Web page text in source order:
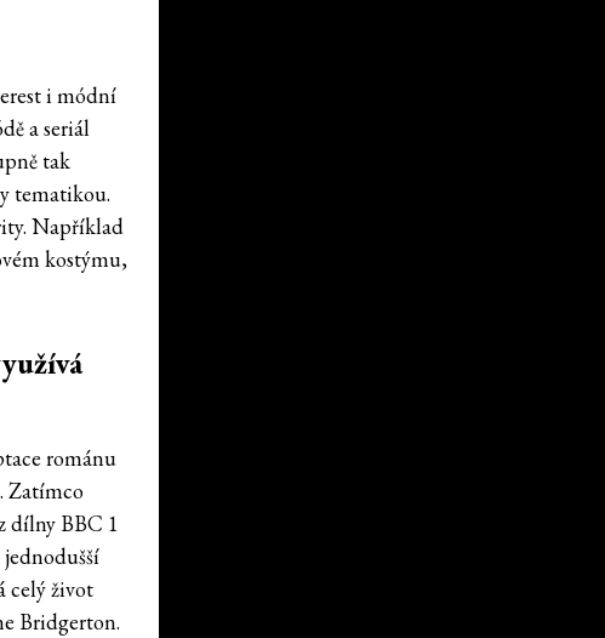
i módní
a seriál
tak
tematikou.
Například
kostýmu,
románu
Zatímco
dílny BBC 1
celý život
Bridgerton.